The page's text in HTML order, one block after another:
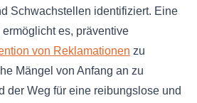
Schwachstellen identifiziert. Eine
es, präventive
von Reklamationen zu
Mängel von Anfang an zu
der Weg für eine reibungslose und